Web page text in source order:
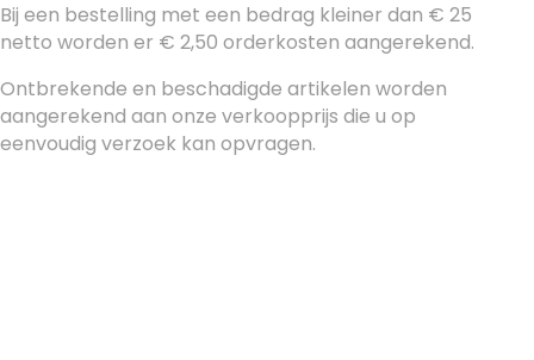
Bij een bestelling met een bedrag kleiner dan € 25
netto worden er € 2,50 orderkosten aangerekend.
Ontbrekende en beschadigde artikelen worden
aangerekend aan onze verkoopprijs die u op
eenvoudig verzoek kan opvragen.